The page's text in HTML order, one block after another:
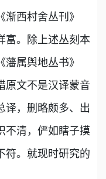
渐西村舍丛刊》
富。除上述丛刻本
属舆地丛书》
原文不是汉译蒙音
译，删略颇多、出
不清，俨如瞎子摸
符。就现时研究的